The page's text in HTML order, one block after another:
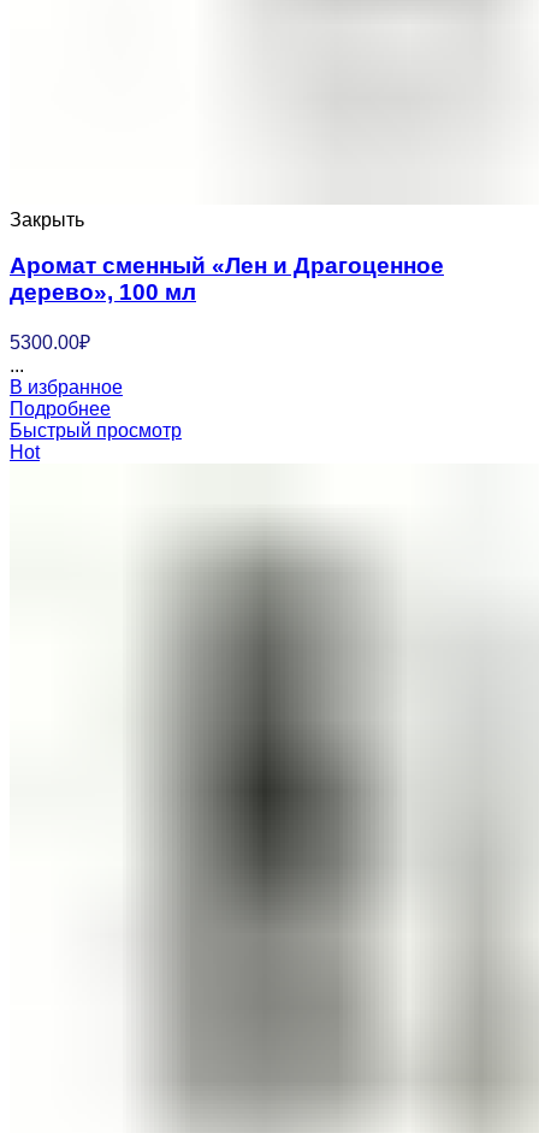
Закрыть
Аромат сменный «Лен и Драгоценное
дерево», 100 мл
5300.00₽
...
В избранное
Подробнее
Быстрый просмотр
Hot